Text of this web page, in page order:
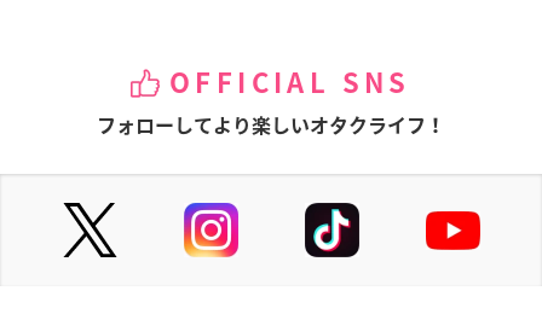
OFFICIAL SNS
フォローしてより楽しいオタクライフ！